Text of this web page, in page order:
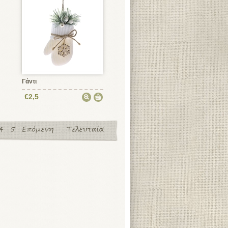
Γάντι
€2,5
...